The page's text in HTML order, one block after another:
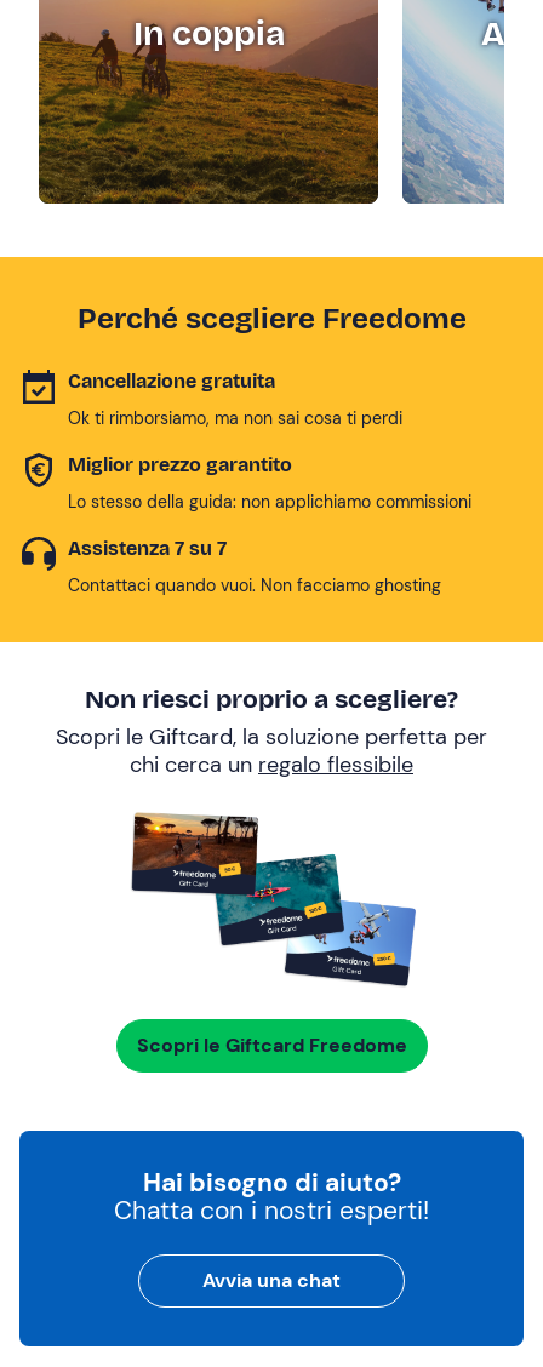
In coppia
Perché scegliere Freedome
Cancellazione gratuita
Ok ti rimborsiamo, ma non sai cosa ti perdi
Miglior prezzo garantito
Lo stesso della guida: non applichiamo commissioni
Assistenza 7 su 7
Contattaci quando vuoi. Non facciamo ghosting
Non riesci proprio a scegliere?
Scopri le Giftcard, la soluzione perfetta per
chi cerca un regalo flessibile
Scopri le Giftcard Freedome
Hai bisogno di aiuto?
Chatta con i nostri esperti!
Avvia una chat